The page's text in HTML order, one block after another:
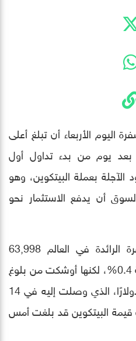
اليوم الأربعاء أن تبلغ أعلى
يوم من بدء تداول أول
بعملة البيتكوين، وهو
أن يدفع الاستثمار نحو
وبلغت قيمة العملة المشفرة الرائدة في العالم 63,998
دولارًا أمريكيًا، متراجعةً بنسبة 0.4%، لكنها أوشكت من بلوغ
رقمها القياسي 64,895.22 دولارًا، الذي وصلت إليه في 14
البيتكوين قد بلغت أمس